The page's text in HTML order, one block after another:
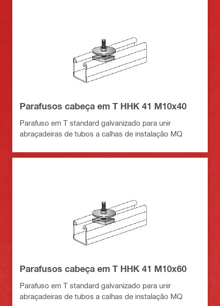
Parafusos cabeça em T HHK 41 M10x40
Parafuso em T standard galvanizado para unir
abraçadeiras de tubos a calhas de instalação MQ
Parafusos cabeça em T HHK 41 M10x60
Parafuso em T standard galvanizado para unir
abraçadeiras de tubos a calhas de instalação MQ